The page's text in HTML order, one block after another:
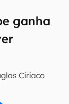
ganha
Ciriaco
primeira